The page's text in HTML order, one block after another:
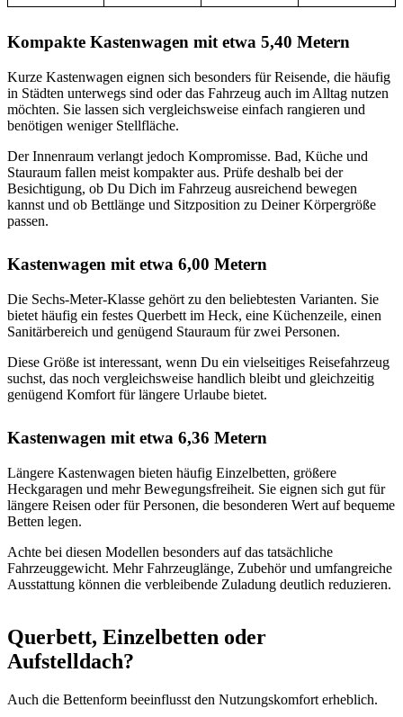
Kompakte Kastenwagen mit etwa 5,40 Metern
Kurze Kastenwagen eignen sich besonders für Reisende, die häufig
in Städten unterwegs sind oder das Fahrzeug auch im Alltag nutzen
möchten. Sie lassen sich vergleichsweise einfach rangieren und
benötigen weniger Stellfläche.
Der Innenraum verlangt jedoch Kompromisse. Bad, Küche und
Stauraum fallen meist kompakter aus. Prüfe deshalb bei der
Besichtigung, ob Du Dich im Fahrzeug ausreichend bewegen
kannst und ob Bettlänge und Sitzposition zu Deiner Körpergröße
passen.
Kastenwagen mit etwa 6,00 Metern
Die Sechs-Meter-Klasse gehört zu den beliebtesten Varianten. Sie
bietet häufig ein festes Querbett im Heck, eine Küchenzeile, einen
Sanitärbereich und genügend Stauraum für zwei Personen.
Diese Größe ist interessant, wenn Du ein vielseitiges Reisefahrzeug
suchst, das noch vergleichsweise handlich bleibt und gleichzeitig
genügend Komfort für längere Urlaube bietet.
Kastenwagen mit etwa 6,36 Metern
Längere Kastenwagen bieten häufig Einzelbetten, größere
Heckgaragen und mehr Bewegungsfreiheit. Sie eignen sich gut für
längere Reisen oder für Personen, die besonderen Wert auf bequeme
Betten legen.
Achte bei diesen Modellen besonders auf das tatsächliche
Fahrzeuggewicht. Mehr Fahrzeuglänge, Zubehör und umfangreiche
Ausstattung können die verbleibende Zuladung deutlich reduzieren.
Querbett, Einzelbetten oder
Aufstelldach?
Auch die Bettenform beeinflusst den Nutzungskomfort erheblich.